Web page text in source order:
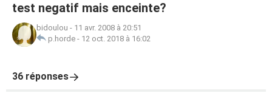
test negatif mais enceinte?
bidoulou - 11 avr. 2008 à 20:51
p.horde - 12 oct. 2018 à 16:02
36 réponses